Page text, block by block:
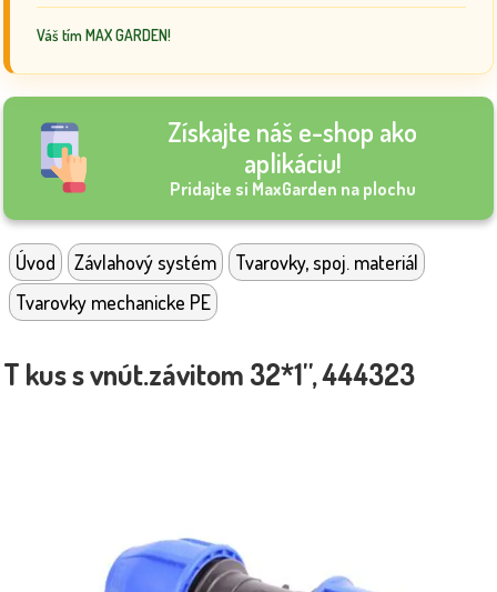
Váš tím MAX GARDEN!
Získajte náš e-shop ako
aplikáciu!
Pridajte si MaxGarden na plochu
Úvod Závlahový systém
Tvarovky, spoj. materiál
Tvarovky mechanicke PE
T kus s vnút.závitom 32*1'', 444323